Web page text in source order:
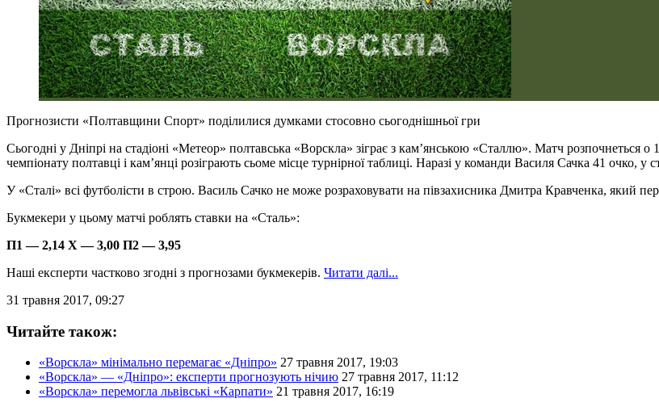
Прогнозисти «Полтавщини Спорт» поділилися думками стосовно сьогоднішньої гри
Сьогодні у Дніпрі на стадіоні «Метеор» полтавська «Ворскла» зіграє з кам’янською «Сталлю». Матч
чемпіонату полтавці і кам’янці розіграють сьоме місце турнірної таблиці. Наразі у команди Василя Сачка 41
У «Сталі» всі футболісти в строю. Василь Сачко не може розраховувати на півзахисника Дмитра Кравченка, який
Букмекери у цьому матчі роблять ставки на «Сталь»:
П1 — 2,14 Х — 3,00 П2 — 3,95
Наші експерти частково згодні з прогнозами букмекерів. Читати далі...
31 травня 2017, 09:27
Читайте також:
«Ворскла» мінімально перемагає «Дніпро» 27 травня 2017, 19:03
«Ворскла» — «Дніпро»: експерти прогнозують нічию 27 травня 2017, 11:12
«Ворскла» перемогла львівські «Карпати» 21 травня 2017, 16:19